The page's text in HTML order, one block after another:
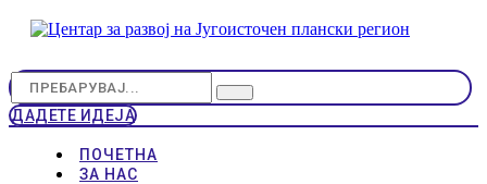
ДАДЕТЕ ИДЕЈА
ПОЧЕТНА
ЗА НАС